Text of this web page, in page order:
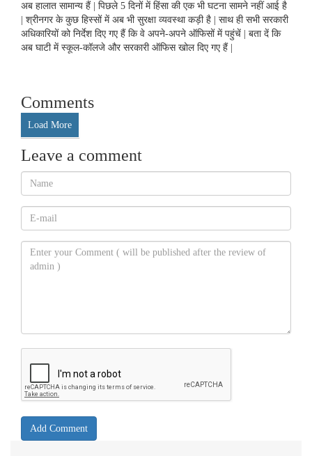
अब हालात सामान्‍य हैं | पिछले 5 दिनों में हिंसा की एक भी घटना सामने नहीं आई है
| श्रीनगर के कुछ हिस्‍सों में अब भी सुरक्षा व्‍यवस्‍था कड़ी है | साथ ही सभी सरकारी
अधिकारियों को निर्देश दिए गए हैं कि वे अपने-अपने ऑफिसों में पहुंचें | बता दें कि
अब घाटी में स्‍कूल-कॉलजे और सरकारी ऑफिस खोल दिए गए हैं |
Comments
Load More
Leave a comment